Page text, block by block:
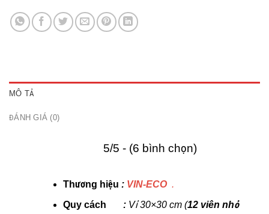
MÔ TẢ
ĐÁNH GIÁ (0)
5/5 - (6 bình chọn)
Thương hiệu : VIN-ECO .
Quy cách : Vỉ 30×30 cm (12 viên nhỏ